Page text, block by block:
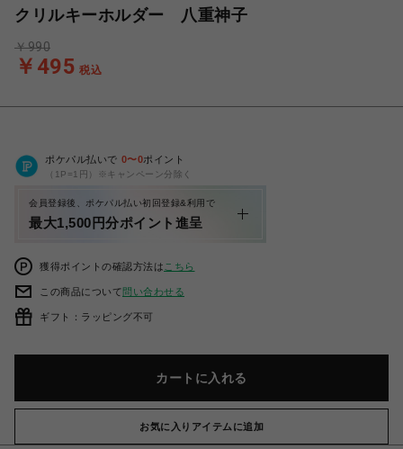
クリルキーホルダー 八重神子
￥495 税込
￥990
ポケパル払いで 0〜0ポイント
（1P=1円）※キャンペーン分除く
会員登録後、ポケパル払い初回登録&利用で
最大1,500円分ポイント進呈
獲得ポイントの確認方法は こちら
この商品について問い合わせる
ギフト：ラッピング不可
カートに入れる
お気に入りアイテムに追加